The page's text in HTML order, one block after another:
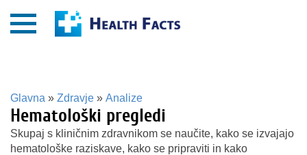
Glavna » Zdravje » Analize
Hematološki pregledi
Skupaj s kliničnim zdravnikom se naučite, kako se izvajajo
hematološke raziskave, kako se pripraviti in kako